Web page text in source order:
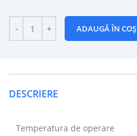
ADAUGĂ ÎN COȘ
DESCRIERE
Temperatura de operare